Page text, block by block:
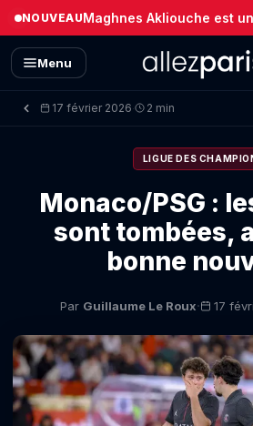
NOUVEAU
Menu
17 février 2026· 2 min
LIGUE DES
Monaco/PSG :
sont tombées,
bonne
Par Guillaume Le Roux· 17